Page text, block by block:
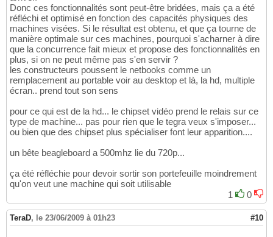
Donc ces fonctionnalités sont peut-être bridées, mais ça a été
réfléchi et optimisé en fonction des capacités physiques des
machines visées. Si le résultat est obtenu, et que ça tourne de
manière optimale sur ces machines, pourquoi s'acharner à dire
que la concurrence fait mieux et propose des fonctionnalités en
plus, si on ne peut même pas s'en servir ?
les constructeurs poussent le netbooks comme un
remplacement au portable voir au desktop et là, la hd, multiple
écran.. prend tout son sens
pour ce qui est de la hd... le chipset vidéo prend le relais sur ce
type de machine... pas pour rien que le tegra veux s'imposer...
ou bien que des chipset plus spécialiser font leur apparition....
un bête beagleboard a 500mhz lie du 720p...
ça été réfléchie pour devoir sortir son portefeuille moindrement
qu'on veut une machine qui soit utilisable
1
0
TeraD, le 23/06/2009 à 01h23 #10